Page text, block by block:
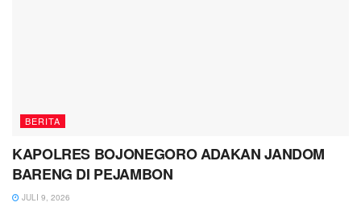
BERITA
KAPOLRES BOJONEGORO ADAKAN JANDOM
BARENG DI PEJAMBON
JULI 9, 2026